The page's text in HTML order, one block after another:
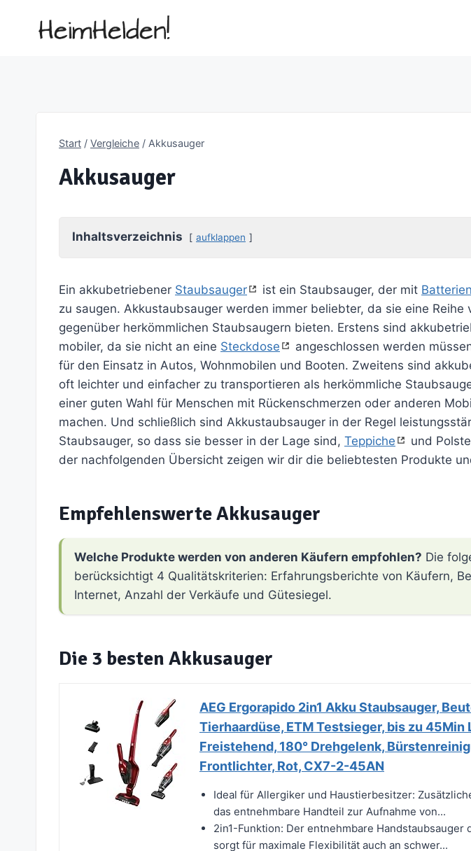
Start / Vergleiche / Akkusauger
Akkusauger
Inhaltsverzeichnis aufklappen
Ein akkubetriebener Staubsauger ist ein Staubsauger, der mit Batterien
zu saugen. Akkustaubsauger werden immer beliebter, da sie eine Reihe
gegenüber herkömmlichen Staubsaugern bieten. Erstens sind
mobiler, da sie nicht an eine Steckdose
angeschlossen werden
für den Einsatz in Autos, Wohnmobilen und Booten. Zweitens sind
oft leichter und einfacher zu transportieren als herkömmliche
einer guten Wahl für Menschen mit Rückenschmerzen oder anderen
machen. Und schließlich sind Akkustaubsauger in der Regel
Staubsauger, so dass sie besser in der Lage sind, Teppiche
und
der nachfolgenden Übersicht zeigen wir dir die beliebtesten Produkte
Empfehlenswerte Akkusauger
Welche Produkte werden von anderen Käufern empfohlen? Die
berücksichtigt 4 Qualitätskriterien: Erfahrungsberichte von Käufern,
Internet, Anzahl der Verkäufe und Gütesiegel.
Die 3 besten Akkusauger
AEG Ergorapido 2in1 Akku Staubsauger,
Tierhaardüse, ETM Testsieger, bis zu 45Min
Freistehend, 180° Drehgelenk,
Frontlichter, Rot, CX7-2-45AN
Ideal für Allergiker und Haustierbesitzer:
das entnehmbare Handteil zur Aufnahme von...
2in1-Funktion: Der entnehmbare Handstaubsauger
sorgt für maximale Flexibilität auch an schwer...